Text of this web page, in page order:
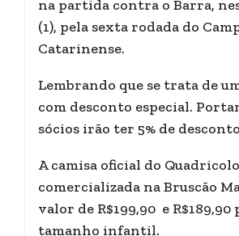
na partida contra o Barra,
(1), pela sexta rodada do
Catarinense.
Lembrando que se trata de
com desconto especial.
sócios irão ter 5% de
A camisa oficial do
comercializada na Bruscão
valor de R$199,90 e R$189,90
tamanho infantil.